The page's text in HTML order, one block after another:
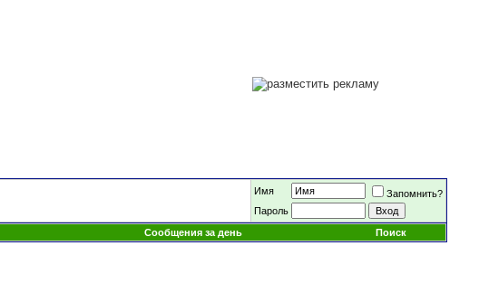
Имя
Запомнить?
Пароль
Сообщения за день Поиск